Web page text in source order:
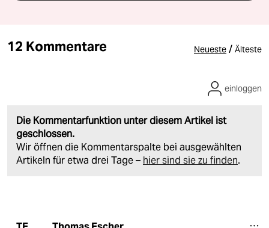
12 Kommentare Neueste / Älteste
Die Kommentarfunktion unter diesem Artikel ist
geschlossen.
Wir öffnen die Kommentarspalte bei ausgewählten
Artikeln für etwa drei Tage – hier sind sie zu finden.
einloggen